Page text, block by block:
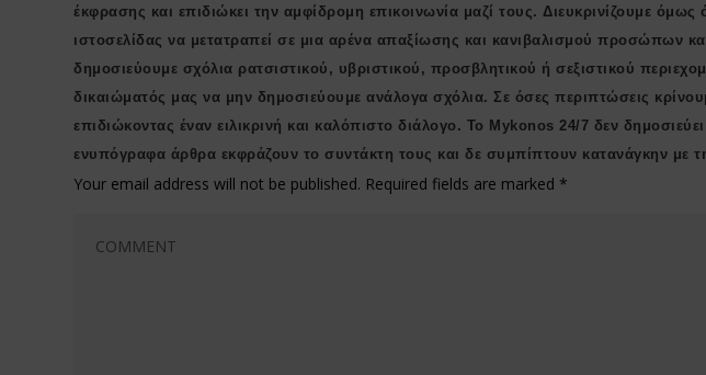
έκφρασης και επιδιώκει την αμφίδρομη επικοινωνία μαζί τους. Διευκρινίζουμε
ιστοσελίδας να μετατραπεί σε μια αρένα απαξίωσης και κανιβαλισμού προσώπων
δημοσιεύουμε σχόλια ρατσιστικού, υβριστικού, προσβλητικού ή σεξιστικού
δικαιώματός μας να μην δημοσιεύουμε ανάλογα σχόλια. Σε όσες περιπτώσεις
επιδιώκοντας έναν ειλικρινή και καλόπιστο διάλογο. Το Μykonos 24/7 δεν
ενυπόγραφα άρθρα εκφράζουν το συντάκτη τους και δε συμπίπτουν κατανάγκην με
Your email address will not be published. Required fields are marked *